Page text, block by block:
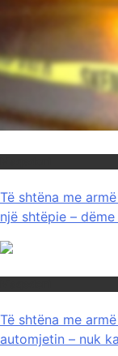
Të shtëna me
një shtëpie –
Të shtëna me
automjetin – nuk